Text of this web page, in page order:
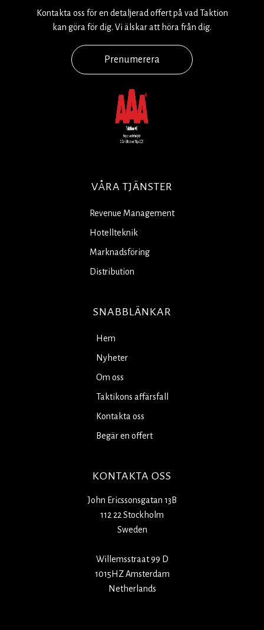
Kontakta oss för en detaljerad offert på vad Taktion
kan göra för dig. Vi älskar att höra från dig.
Prenumerera
VÅRA TJÄNSTER
Revenue Management
Hotellteknik
Marknadsföring
Distribution
SNABBLÄNKAR
Hem
Nyheter
Om oss
Taktikons affärsfall
Kontakta oss
Begär en offert
KONTAKTA OSS
John Ericssonsgatan 13B
112 22 Stockholm
Sweden
Willemsstraat 99 D
1015HZ Amsterdam
Netherlands